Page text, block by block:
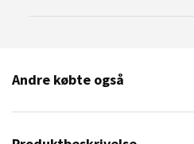
Andre købte også